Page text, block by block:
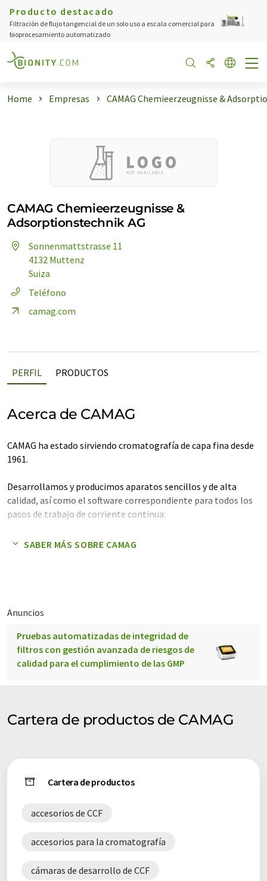
Producto destacado
Filtración de flujo tangencial de un solo uso a escala comercial para
bioprocesamiento automatizado
Home Empresas CAMAG Chemieerzeugnisse &
CAMAG Chemieerzeugnisse &
Adsorptionstechnik AG
Sonnenmattstrasse 11
4132 Muttenz
Suiza
Teléfono
camag.com
PERFIL PRODUCTOS
Acerca de CAMAG
CAMAG ha estado sirviendo cromatografía de capa fina desde
1961.
Desarrollamos y producimos aparatos sencillos y de alta
calidad, así como el software correspondiente para todos los
pasos de trabajo de corriente continua:
-Aplicación de la muestra -Desarrollo de cromatogramas -
formación y perfeccionamiento para nuestros clientes, así
contrato.
En CAMAG encontrará todo lo que necesita para la
SABER MÁS SOBRE CAMAG
Anuncios
Pruebas automatizadas de integridad de
filtros con gestión avanzada de riesgos de
calidad para el cumplimiento de las GMP
Cartera de productos de CAMAG
Cartera de productos
accesorios de CCF
accesorios para la cromatografía
cámaras de desarrollo de CCF